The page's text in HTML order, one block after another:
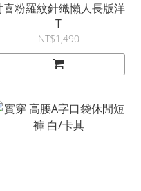
喜粉羅紋針織懶人長版洋
T
NT$1,490